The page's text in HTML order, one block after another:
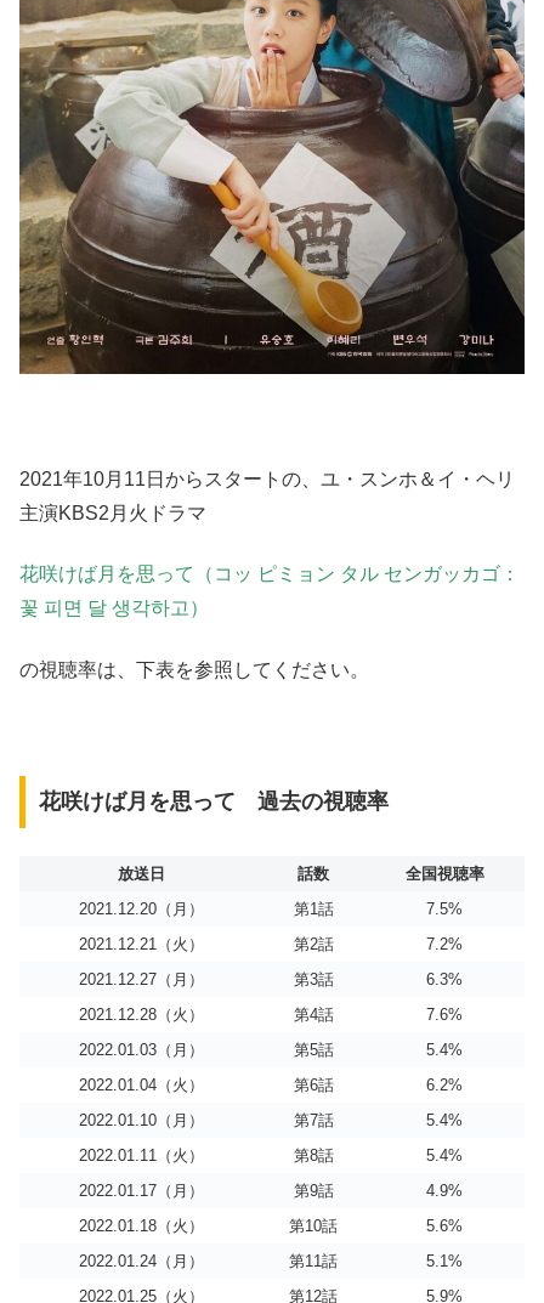
2021年10月11日からスタートの、ユ・スンホ＆イ・ヘリ
主演KBS2月火ドラマ
花咲けば月を思って（コッ ピミョン タル センガッカゴ：
꽃 피면 달 생각하고）
の視聴率は、下表を参照してください。
花咲けば月を思って 過去の視聴率
放送日 話数
全国視聴率
2021.12.20（月）
第1話
7.5%
2021.12.21（火）
第2話
7.2%
2021.12.27（月）
第3話
6.3%
2021.12.28（火）
第4話
7.6%
2022.01.03（月）
第5話
5.4%
2022.01.04（火）
第6話
6.2%
2022.01.10（月）
第7話
5.4%
2022.01.11（火）
第8話
5.4%
2022.01.17（月）
第9話
4.9%
2022.01.18（火）
第10話
5.6%
2022.01.24（月）
第11話
5.1%
2022.01.25（火）
第12話 5.9%